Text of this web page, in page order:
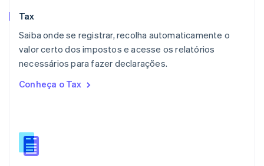
Tax
Saiba onde se registrar, recolha automaticamente o
valor certo dos impostos e acesse os relatórios
necessários para fazer declarações.
Conheça o Tax
Noruega
English
Nova Zelândia
Países Baixos
Portugal
Português